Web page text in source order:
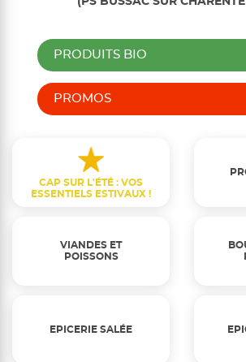
PRODUITS BIO
PROMOS
CAP SUR L'ÉTÉ : VOS
ESSENTIELS ESTIVAUX !
VIANDES ET
POISSONS
EPICERIE SALÉE